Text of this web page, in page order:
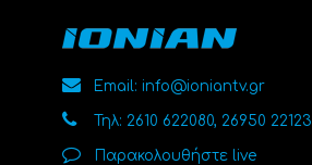
Email: info@ioniantv.gr
Τηλ: 2610 622080, 26950 22123
Παρακολουθήστε live